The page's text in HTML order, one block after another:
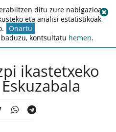
ikastetxeko
ditu zure nabigazioa
eta analisi estatistikoak
Onartu
kontsultatu hemen.